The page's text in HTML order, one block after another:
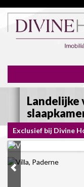
Landelijke
Exclusief bij Divine
Exclusief bij Divine